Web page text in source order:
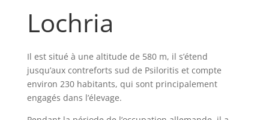
Lochria
Il est situé à une altitude de 580 m, il s’étend
jusqu’aux contreforts sud de Psiloritis et compte
environ 230 habitants, qui sont principalement
engagés dans l’élevage.